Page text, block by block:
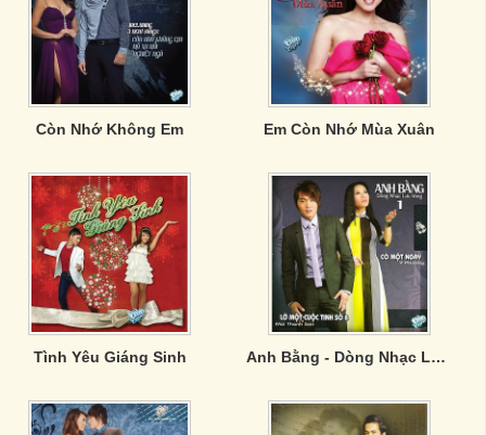
Còn Nhớ Không Em Em Còn Nhớ Mùa Xuân
Tình Yêu Giáng Sinh Anh Bằng - Dòng Nhạc Lưu Vong 1